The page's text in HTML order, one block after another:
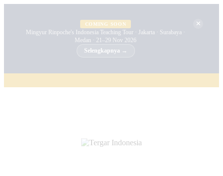
COMING SOON
Mingyur Rinpoche's Indonesia Teaching Tour · Jakarta · Surabaya ·
Medan · 21–29 Nov 2026
Selengkapnya →
✕